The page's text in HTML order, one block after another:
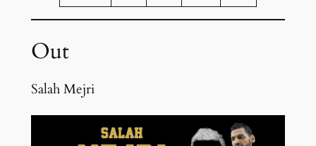
Out
Salah Mejri